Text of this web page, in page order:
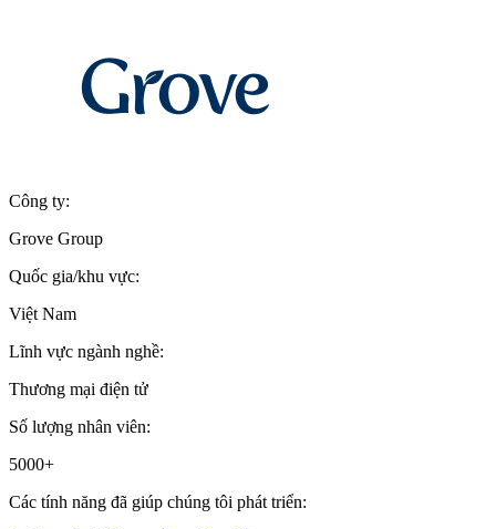
Công ty:
Grove Group
Quốc gia/khu vực:
Việt Nam
Lĩnh vực ngành nghề:
Thương mại điện tử
Số lượng nhân viên:
5000+
Các tính năng đã giúp chúng tôi phát triển: